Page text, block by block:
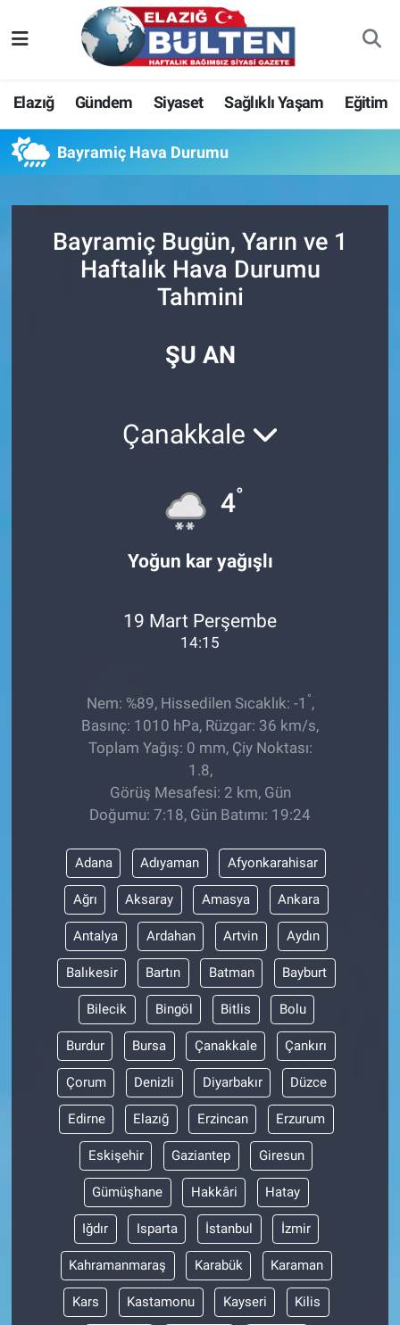
Elazığ Gündem Siyaset Sağlıklı Yaşam Eğitim
Bayramiç Hava Durumu
Bayramiç Bugün, Yarın ve 1
Haftalık Hava Durumu
Tahmini
ŞU AN
Çanakkale
4°
Yoğun kar yağışlı
19 Mart Perşembe
14:15
Nem: %89, Hissedilen Sıcaklık: -1 °,
Basınç: 1010 hPa, Rüzgar: 36 km/s,
Toplam Yağış: 0 mm, Çiy Noktası:
1.8,
Görüş Mesafesi: 2 km, Gün
Doğumu: 7:18, Gün Batımı: 19:24
Adana Adıyaman Afyonkarahisar
Ağrı Aksaray Amasya Ankara
Antalya Ardahan Artvin Aydın
Balıkesir Bartın Batman Bayburt
Bilecik Bingöl Bitlis Bolu
Burdur Bursa Çanakkale Çankırı
Çorum Denizli Diyarbakır Düzce
Edirne Elazığ Erzincan Erzurum
Eskişehir Gaziantep Giresun
Gümüşhane Hakkâri Hatay
Iğdır Isparta İstanbul İzmir
Kahramanmaraş Karabük Karaman
Kars Kastamonu Kayseri Kilis
Asayiş
Bilim-Teknoloji
Eğitim
Ekonomi
Elazığ
Sağlıklı Yaşam
Nöbetçi Eczaneler
Hava Durumu
Namaz Vakitleri
Trafik Durumu
Süper Lig Puan Durumu ve Fikstür
Son Dakika Haberleri